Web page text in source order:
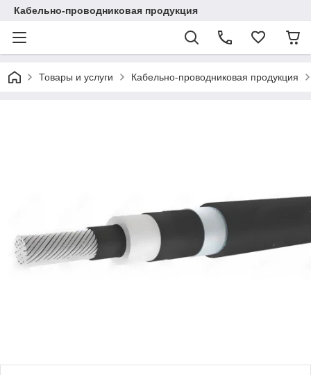
Кабельно-проводниковая продукция
Товары и услуги Кабельно-проводниковая продукция